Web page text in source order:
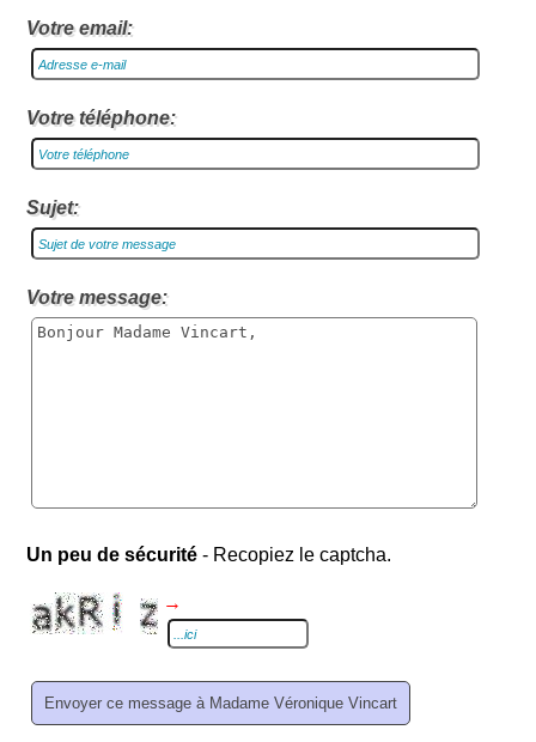
Votre email:
Votre téléphone:
Sujet:
Votre message:
Un peu de sécurité - Recopiez le captcha.
→